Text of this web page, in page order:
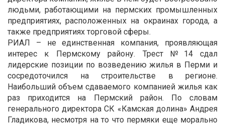
людьми, работающими на пермских промышленных
предприятиях, расположенных на окраинах города, а
также предприятиях торговой сферы.
РИАЛ – не единственная компания, проявляющая
интерес к Пермскому району. Трест №14 сдал
лидерские позиции по возведению жилья в Перми и
сосредоточился на строительстве в регионе.
Наибольший объем сдаваемого компанией жилья как
раз приходится на Пермский район. По словам
генерального директора СК «Камская долина» Андрея
Гладикова, несмотря на то что пермяки еще морально